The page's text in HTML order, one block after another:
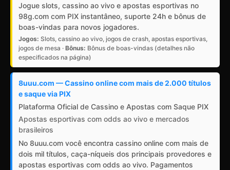
Jogue slots, cassino ao vivo e apostas esportivas no
98g.com com PIX instantâneo, suporte 24h e bônus de
boas-vindas para novos jogadores.
Jogos: Slots, cassino ao vivo, jogos de crash, apostas esportivas,
jogos de mesa · Bônus: Bônus de boas-vindas (detalhes não
especificados na página)
8uuu.com — Cassino online com mais de 2.000 títulos
e saque via PIX
Plataforma Oficial de Cassino e Apostas com Saque PIX
Apostas esportivas com odds ao vivo e mercados
brasileiros
No 8uuu.com você encontra cassino online com mais de
dois mil títulos, caça-níqueis dos principais provedores e
apostas esportivas com odds ao vivo. Pagamentos